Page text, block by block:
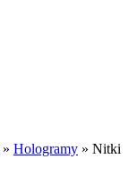
» Hologramy » Nitki